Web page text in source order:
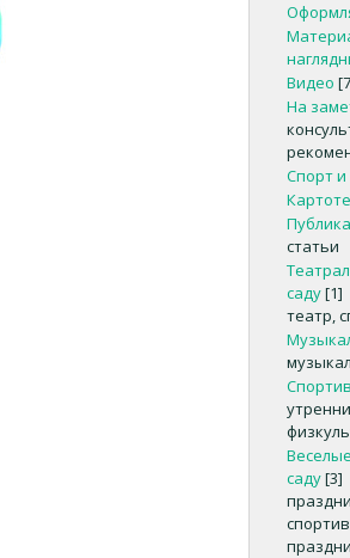
Видео
На
Спорт
статьи
саду[1]
театр,
саду[3]